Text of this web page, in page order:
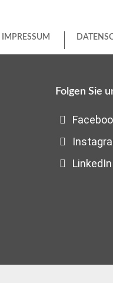
IMPRESSUM
Folgen Sie
LinkedIn